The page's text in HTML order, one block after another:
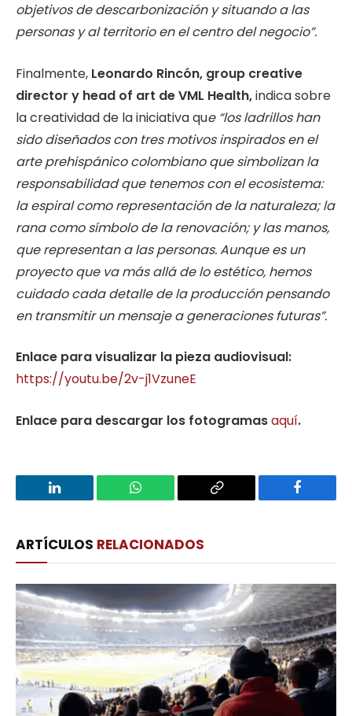
objetivos de descarbonización y situando a las
personas y al territorio en el centro del negocio”.
Finalmente, Leonardo Rincón, group creative
director y head of art de VML Health,indica sobre
la creatividad de la iniciativa que “los ladrillos han
sido diseñados con tres motivos inspirados en el
arte prehispánico colombiano que simbolizan la
responsabilidad que tenemos con el ecosistema:
la espiral como representación de la naturaleza; la
rana como símbolo de la renovación; y las manos,
que representan a las personas. Aunque es un
proyecto que va más allá de lo estético, hemos
cuidado cada detalle de la producción pensando
en transmitir un mensaje a generaciones futuras”.
Enlace para visualizar la pieza audiovisual:
https://youtu.be/2v-j1VzuneE
Enlace para descargar los fotogramasaquí.
LinkedIn WhatsApp
Copy
Facebook
ARTÍCULOS RELACIONADOS